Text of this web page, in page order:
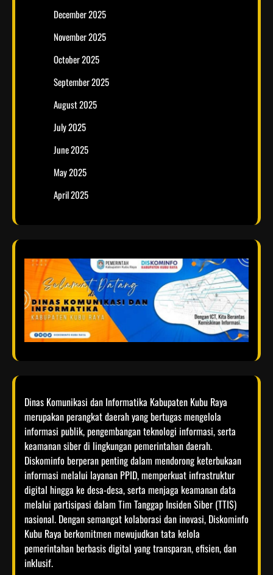
December 2025
November 2025
October 2025
September 2025
August 2025
July 2025
June 2025
May 2025
April 2025
Dinas Komunikasi dan Informatika Kabupaten Kubu Raya
merupakan perangkat daerah yang bertugas mengelola
informasi publik, pengembangan teknologi informasi, serta
keamanan siber di lingkungan pemerintahan daerah.
Diskominfo berperan penting dalam mendorong keterbukaan
informasi melalui layanan PPID, memperkuat infrastruktur
digital hingga ke desa-desa, serta menjaga keamanan data
melalui partisipasi dalam Tim Tanggap Insiden Siber (TTIS)
nasional. Dengan semangat kolaborasi dan inovasi, Diskominfo
Kubu Raya berkomitmen mewujudkan tata kelola
pemerintahan berbasis digital yang transparan, efisien, dan
inklusif.​